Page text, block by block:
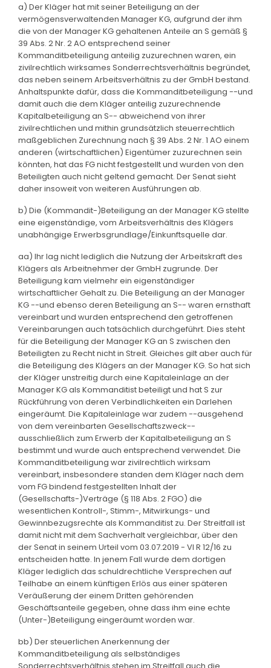
a) Der Kläger hat mit seiner Beteiligung an der
vermögensverwaltenden Manager KG, aufgrund der ihm
die von der Manager KG gehaltenen Anteile an S gemäß §
39 Abs. 2 Nr. 2 AO entsprechend seiner
Kommanditbeteiligung anteilig zuzurechnen waren, ein
zivilrechtlich wirksames Sonderrechtsverhältnis begründet,
das neben seinem Arbeitsverhältnis zu der GmbH bestand.
Anhaltspunkte dafür, dass die Kommanditbeteiligung --und
damit auch die dem Kläger anteilig zuzurechnende
Kapitalbeteiligung an S-- abweichend von ihrer
zivilrechtlichen und mithin grundsätzlich steuerrechtlich
maßgeblichen Zurechnung nach § 39 Abs. 2 Nr. 1 AO einem
anderen (wirtschaftlichen) Eigentümer zuzurechnen sein
könnten, hat das FG nicht festgestellt und wurden von den
Beteiligten auch nicht geltend gemacht. Der Senat sieht
daher insoweit von weiteren Ausführungen ab.
b) Die (Kommandit-)Beteiligung an der Manager KG stellte
eine eigenständige, vom Arbeitsverhältnis des Klägers
unabhängige Erwerbsgrundlage/Einkunftsquelle dar.
aa) Ihr lag nicht lediglich die Nutzung der Arbeitskraft des
Klägers als Arbeitnehmer der GmbH zugrunde. Der
Beteiligung kam vielmehr ein eigenständiger
wirtschaftlicher Gehalt zu. Die Beteiligung an der Manager
KG --und ebenso deren Beteiligung an S-- waren ernsthaft
vereinbart und wurden entsprechend den getroffenen
Vereinbarungen auch tatsächlich durchgeführt. Dies steht
für die Beteiligung der Manager KG an S zwischen den
Beteiligten zu Recht nicht in Streit. Gleiches gilt aber auch für
die Beteiligung des Klägers an der Manager KG. So hat sich
der Kläger unstreitig durch eine Kapitaleinlage an der
Manager KG als Kommanditist beteiligt und hat S zur
Rückführung von deren Verbindlichkeiten ein Darlehen
eingeräumt. Die Kapitaleinlage war zudem --ausgehend
von dem vereinbarten Gesellschaftszweck--
ausschließlich zum Erwerb der Kapitalbeteiligung an S
bestimmt und wurde auch entsprechend verwendet. Die
Kommanditbeteiligung war zivilrechtlich wirksam
vereinbart, insbesondere standen dem Kläger nach dem
vom FG bindend festgestellten Inhalt der
(Gesellschafts-)Verträge (§ 118 Abs. 2 FGO) die
wesentlichen Kontroll-, Stimm-, Mitwirkungs- und
Gewinnbezugsrechte als Kommanditist zu. Der Streitfall ist
damit nicht mit dem Sachverhalt vergleichbar, über den
der Senat in seinem Urteil vom 03.07.2019 - VI R 12/16 zu
entscheiden hatte. In jenem Fall wurde dem dortigen
Kläger lediglich das schuldrechtliche Versprechen auf
Teilhabe an einem künftigen Erlös aus einer späteren
Veräußerung der einem Dritten gehörenden
Geschäftsanteile gegeben, ohne dass ihm eine echte
(Unter-)Beteiligung eingeräumt worden war.
bb) Der steuerlichen Anerkennung der
Kommanditbeteiligung als selbständiges